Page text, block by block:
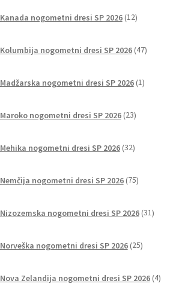
Kanada nogometni dresi SP 2026 12izdelkov
Kolumbija nogometni dresi SP 2026 47izdelkov
Madžarska nogometni dresi SP 2026 1izdelek
Maroko nogometni dresi SP 2026 23izdelkov
Mehika nogometni dresi SP 2026 32izdelkov
Nemčija nogometni dresi SP 2026 75izdelkov
Nizozemska nogometni dresi SP 2026 31izdelkov
Norveška nogometni dresi SP 2026 25izdelkov
Nova Zelandija nogometni dresi SP 2026 4izdelki